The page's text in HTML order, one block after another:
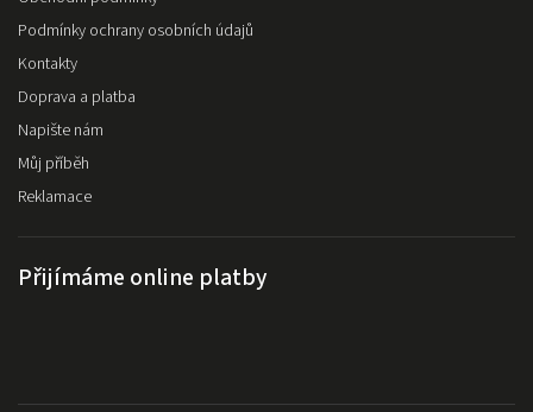
Podmínky ochrany osobních údajů
Kontakty
Doprava a platba
Napište nám
Můj příběh
Reklamace
Přijímáme online platby